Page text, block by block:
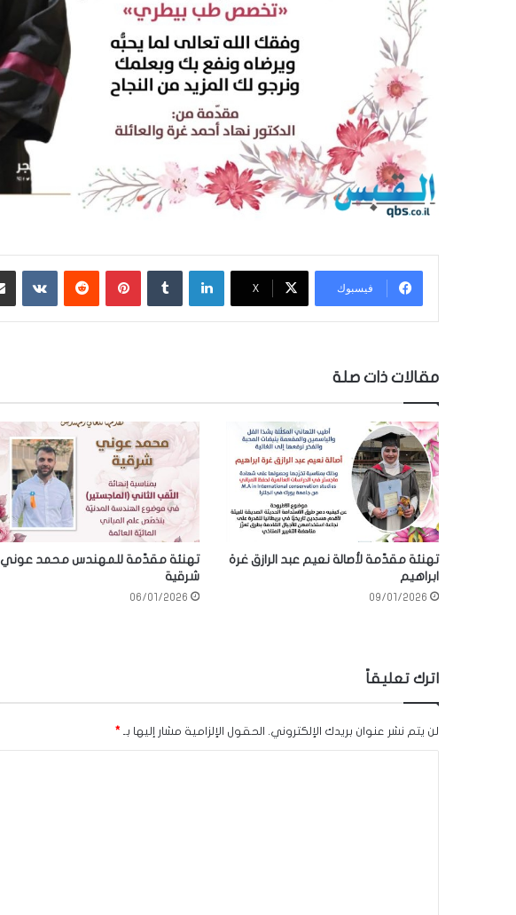
فيسبوك ‫X
لينكدإن بينتيريست ‏VKontakte
مقالات ذات صلة
تهنئة مقدّمة لأصالة نعيم عبد الرازق غرة
ابراهيم
09/01/2026
تهنئة مقدّمة للمهندس محمد عوني
شرقية
06/01/2026
اترك تعليقاً
لن يتم نشر عنوان بريدك الإلكتروني. الحقول الإلزامية مشار إليها بـ *